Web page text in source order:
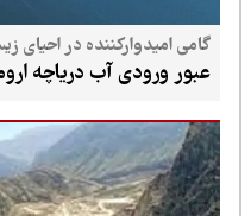
گامی امیدوارکننده در احیای
عبور ورودی آب دریاچه ارومیه از ۴.۵ میلیارد